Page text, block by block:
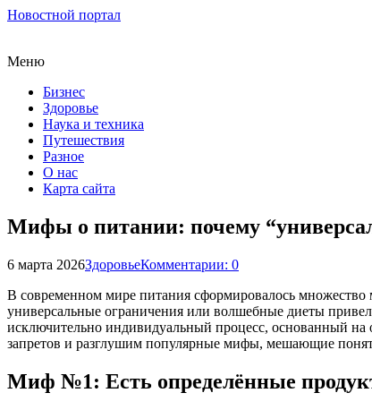
Новостной портал
Меню
Бизнес
Здоровье
Наука и техника
Путешествия
Разное
О нас
Карта сайта
Мифы о питании: почему
6 марта 2026ЗдоровьеКомментарии: 0
В современном мире питания сформировалось
универсальные ограничения или волшебные диеты
исключительно индивидуальный процесс, основанный на
запретов и разглушим популярные мифы, мешающие
Миф №1: Есть определённые